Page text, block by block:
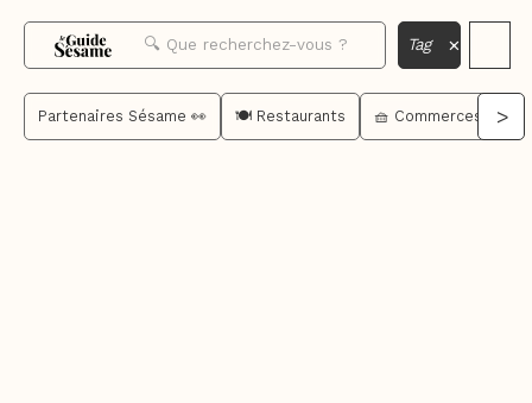
Partenaires Sésame 👀 🍽️ Restaurants 🧺 Commerces de
>
Tag ×